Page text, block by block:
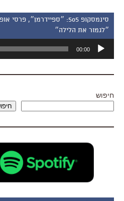
סינמסקופ 505: ״ספיידרמן״,
״לגמור את הלילה״
אודיו
00:00
חיפוש